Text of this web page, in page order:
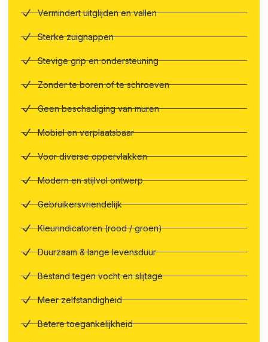
Vermindert uitglijden en vallen
Sterke zuignappen
Stevige grip en ondersteuning
Zonder te boren of te schroeven
Geen beschadiging van muren
Mobiel en verplaatsbaar
Voor diverse oppervlakken
Modern en stijlvol ontwerp
Gebruikersvriendelijk
Kleurindicatoren (rood / groen)
Duurzaam & lange levensduur
Bestand tegen vocht en slijtage
Meer zelfstandigheid
Betere toegankelijkheid